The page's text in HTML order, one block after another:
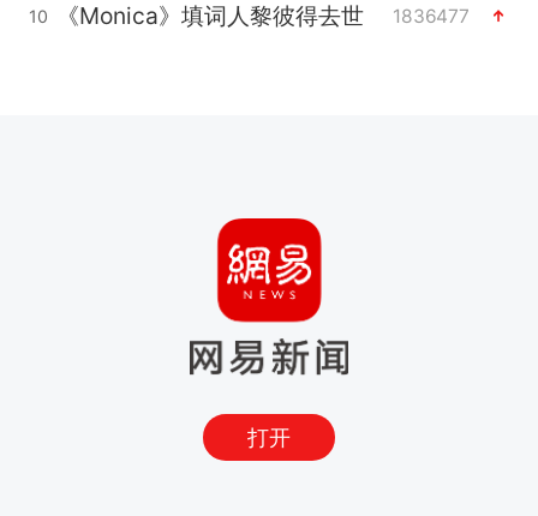
10 《Monica》填词人黎彼得去世 1836477
打开